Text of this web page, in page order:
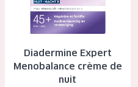
Diadermine Expert
Menobalance crème de
nuit